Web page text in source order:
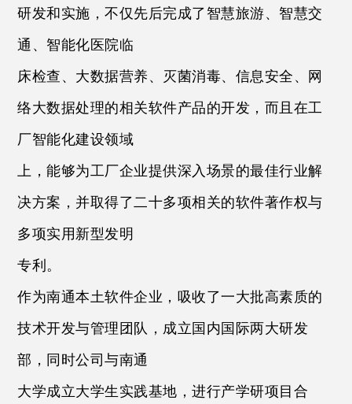
研发和实施，不仅先后完成了智慧旅游、智慧交
通、智能化医院临
床检查、大数据营养、灭菌消毒、信息安全、网
络大数据处理的相关软件产品的开发，而且在工
厂智能化建设领域
上，能够为工厂企业提供深入场景的最佳行业解
决方案，并取得了二十多项相关的软件著作权与
多项实用新型发明
专利。
作为南通本土软件企业，吸收了一大批高素质的
技术开发与管理团队，成立国内国际两大研发
部，同时公司与南通
大学成立大学生实践基地，进行产学研项目合